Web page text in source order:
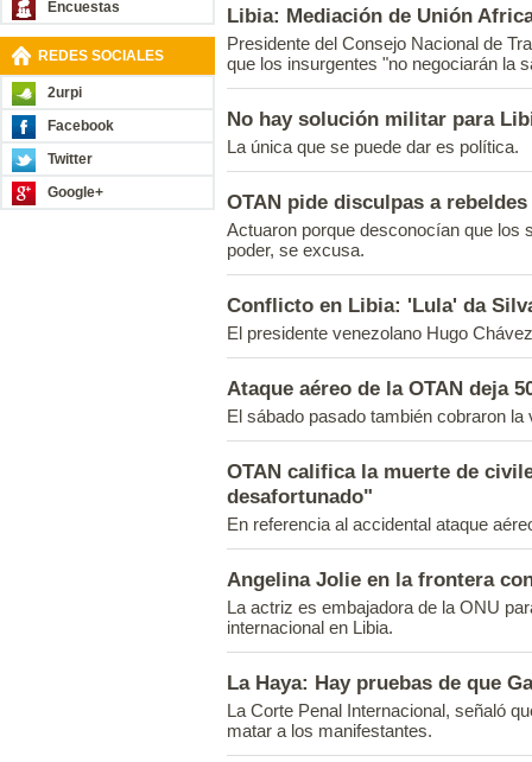
Encuestas
REDES SOCIALES
2urpi
Facebook
Twitter
Google+
Libia: Mediación de Unión
Presidente del Consejo Nacional de
que los insurgentes "no negociarán la
No hay solución militar para
La única que se puede dar es política.
OTAN pide disculpas a
Actuaron porque desconocían que los
poder, se excusa.
Conflicto en Libia: 'Lula' da
El presidente venezolano Hugo
Ataque aéreo de la OTAN deja
El sábado pasado también cobraron la
OTAN califica la muerte de
desafortunado"
En referencia al accidental ataque
Angelina Jolie en la frontera
La actriz es embajadora de la ONU
internacional en Libia.
La Haya: Hay pruebas de que
La Corte Penal Internacional, señaló
matar a los manifestantes.